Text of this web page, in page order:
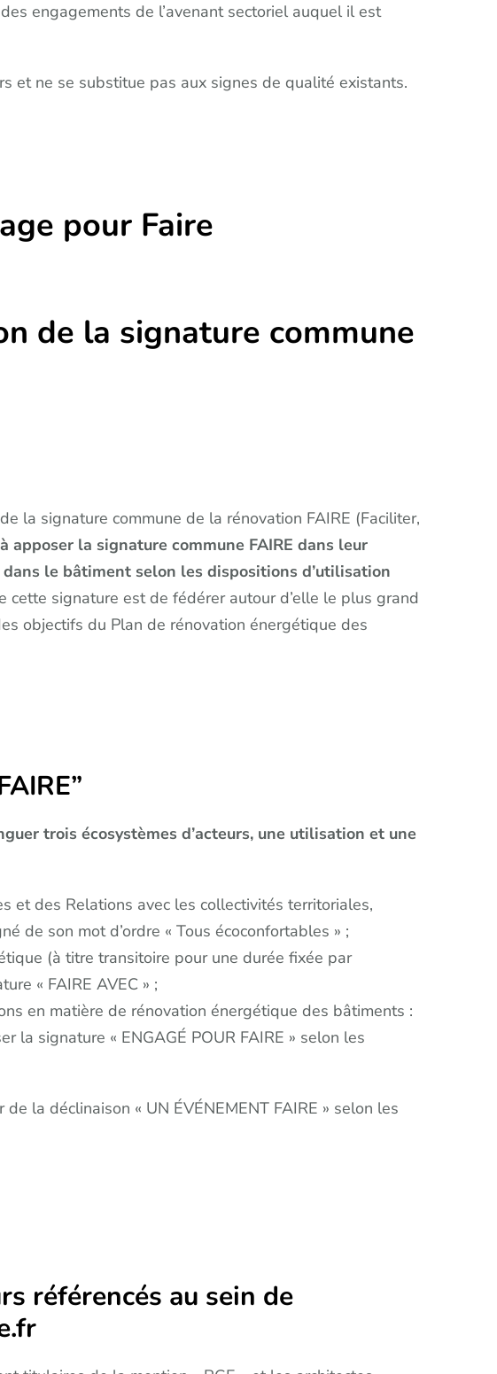
engagements de l’avenant sectoriel auquel il est
et ne se substitue pas aux signes de qualité existants.
pour Faire
de la signature commune
la signature commune de la rénovation FAIRE (Faciliter,
apposer la signature commune FAIRE dans leur
le bâtiment selon les dispositions d’utilisation
cette signature est de fédérer autour d’elle le plus grand
objectifs du Plan de rénovation énergétique des
trois écosystèmes d’acteurs, une utilisation et une
et des Relations avec les collectivités territoriales,
de son mot d’ordre « Tous écoconfortables » ;
(à titre transitoire pour une durée fixée par
« FAIRE AVEC » ;
en matière de rénovation énergétique des bâtiments :
la signature « ENGAGÉ POUR FAIRE » selon les
la déclinaison « UN ÉVÉNEMENT FAIRE » selon les
référencés au sein de